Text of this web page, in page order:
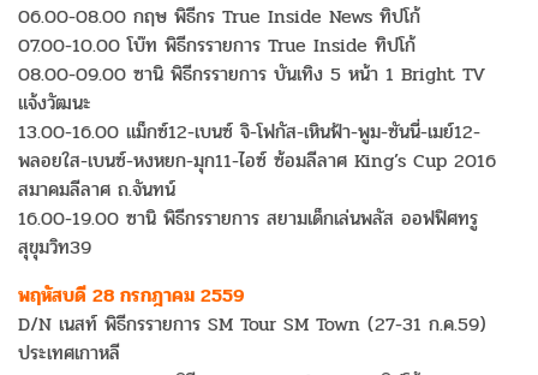
06.00-08.00 กฤษ พิธีกร True Inside News ทิปโก้
07.00-10.00 โบ๊ท พิธีกรรายการ True Inside ทิปโก้
08.00-09.00 ซานิ พิธีกรรายการ บันเทิง 5 หน้า 1 Bright TV
แจ้งวัฒนะ
13.00-16.00 แม็กซ์12-เบนซ์ จิ-โฟกัส-เหินฟ้า-พูม-ซันนี่-เมย์12-
พลอยใส-เบนซ์-หงหยก-มุก11-ไอซ์ ซ้อมลีลาศ King’s Cup 2016
สมาคมลีลาศ ถ.จันทน์
16.00-19.00 ซานิ พิธีกรรายการ สยามเด็กเล่นพลัส ออฟฟิศทรู
สุขุมวิท39
พฤหัสบดี 28 กรกฎาคม 2559
D/N เนสท์ พิธีกรรายการ SM Tour SM Town (27-31 ก.ค.59)
ประเทศเกาหลี